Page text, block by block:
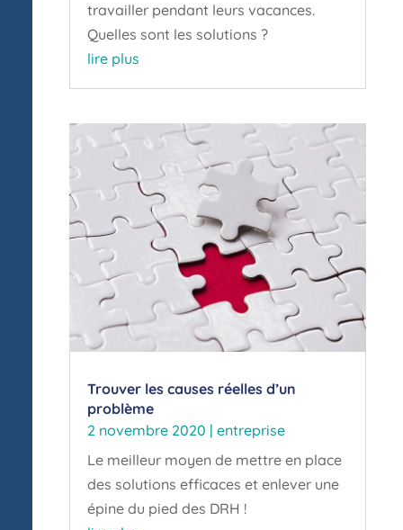
travailler pendant leurs vacances.
Quelles sont les solutions ?
lire plus
Trouver les causes réelles d’un
problème
2 novembre 2020 |entreprise
Le meilleur moyen de mettre en place
des solutions efficaces et enlever une
épine du pied des DRH !